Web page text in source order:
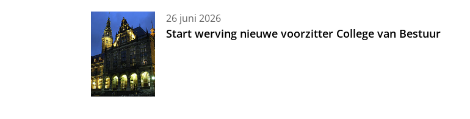
26 juni 2026
Start werving nieuwe voorzitter College van Bestuur